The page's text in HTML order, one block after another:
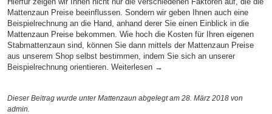
Mattenzaun Preise beeinflussen. Sondern wir geben Ihnen auch eine
Beispielrechnung an die Hand, anhand derer Sie einen Einblick in die
Mattenzaun Preise bekommen. Wie hoch die Kosten für Ihren eigenen
Stabmattenzaun sind, können Sie dann mittels der Mattenzaun Preise
aus unserem Shop selbst bestimmen, indem Sie sich an unserer
Beispielrechnung orientieren. Weiterlesen →
Dieser Beitrag wurde unterMattenzaun abgelegt am 28. März 2018 von
admin